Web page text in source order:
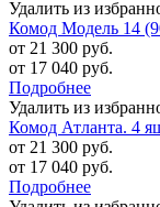
Удалить из
Комод Модель 14
от 21 300 руб.
от 17 040 руб.
Подробнее
Удалить из
Комод Атланта. 4
от 21 300 руб.
от 17 040 руб.
Подробнее